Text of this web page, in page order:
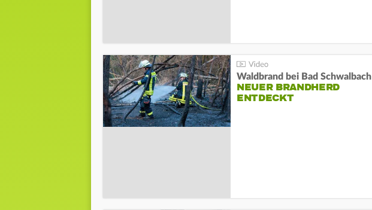
Waldbrand bei Bad Schwalbach
NEUER BRANDHERD
ENTDECKT